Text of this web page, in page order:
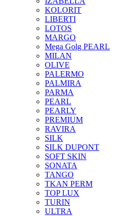
KOLORIT
LIBERTI
LOTOS
MARGO
Mega Golg PEARL
MILAN
OLIVE
PALERMO
PALMIRA
PARMA
PEARL
PEARLY
PREMIUM
RAVIRA
SILK
SILK DUPONT
SOFT SKIN
SONATA
TANGO
TKAN PERM
TOP LUX
TURIN
ULTRA